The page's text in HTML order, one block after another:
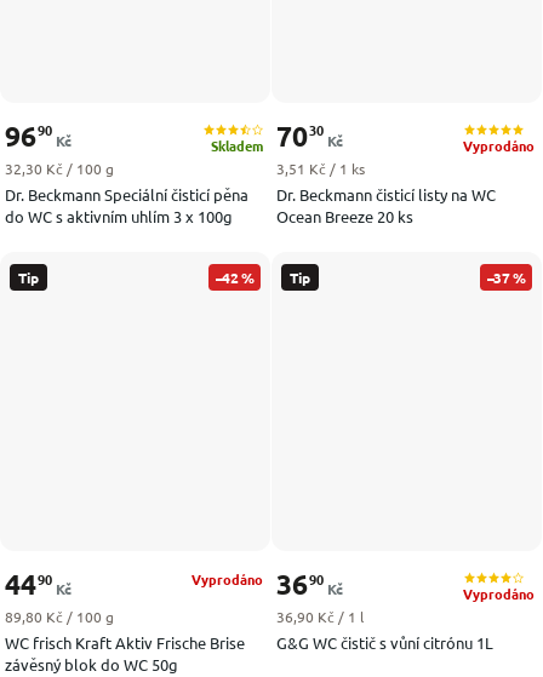
Dr. Beckmann Speciální čisticí pěna
do WC s aktivním uhlím 3 x 100g
Skladem
9690
Kč
Měrná cena:
32,30 Kč / 100 g
Dr. Beckmann čisticí listy na WC
Ocean Breeze 20 ks
Vyprodáno
7030
Kč
Měrná cena:
3,51 Kč / 1 ks
Tip –42 %
WC frisch Kraft Aktiv Frische Brise
závěsný blok do WC 50g
Vyprodáno
4490
Kč
Měrná cena:
89,80 Kč / 100 g
Tip –37 %
G&G WC čistič s vůní citrónu 1L
Vyprodáno
3690
Kč
Měrná cena:
36,90 Kč / 1 l